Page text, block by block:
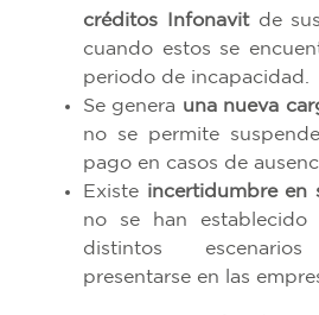
créditos Infonavitde sus
cuando estos se
periodo de incapacidad.
Se genera una nueva
no se permite
pago en casos de
Existe incertidumbre en
no se han establecido
distintos
presentarse en las